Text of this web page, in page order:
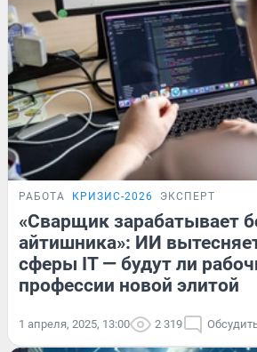
РАБОТА КРИЗИС-2026 ЭКСПЕРТ
«Сварщик зарабатывает
айтишника»: ИИ
сферы IT — будут ли
профессии новой элитой
1 апреля, 2025, 13:00 2 319